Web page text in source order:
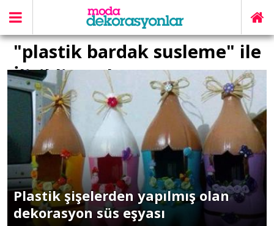
"plastik bardak susleme" ile
İlişikli yazılar
Plastik şişelerden yapılmış olan
dekorasyon süs eşyası